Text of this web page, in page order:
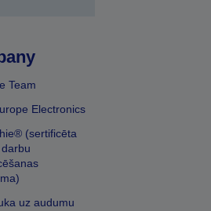
Team
Electronics
(sertificēta
uz audumu